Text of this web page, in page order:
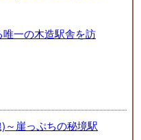
一の木造駅舎を訪
～崖っぷちの秘境駅